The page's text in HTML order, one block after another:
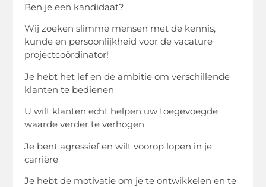
Ben je een kandidaat?
Wij zoeken slimme mensen met de kennis,
kunde en persoonlijkheid voor de vacature
projectcoördinator!
Je hebt het lef en de ambitie om verschillende
klanten te bedienen
U wilt klanten echt helpen uw toegevoegde
waarde verder te verhogen
Je bent agressief en wilt voorop lopen in je
carrière
Je hebt de motivatie om je te ontwikkelen en te